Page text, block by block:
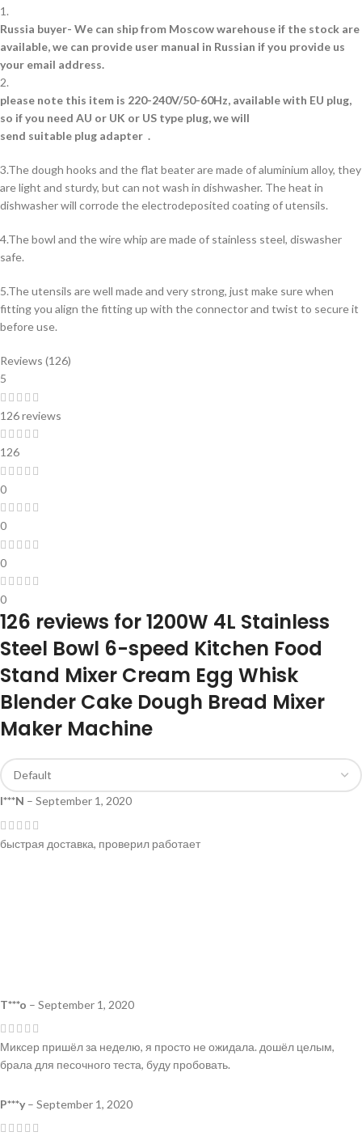
1.
Russia buyer- We can ship from Moscow warehouse if the stock are
available, we can provide user manual in Russian if you provide us
your email address.
2.
please note this item is 220-240V/50-60Hz, available with EU plug,
so if you need AU or UK or US type plug, we will
send suitable plug adapter .
3.The dough hooks and the flat beater are made of aluminium alloy, they
are light and sturdy, but can not wash in dishwasher. The heat in
dishwasher will corrode the electrodeposited coating of utensils.
4.The bowl and the wire whip are made of stainless steel, diswasher
safe.
5.The utensils are well made and very strong, just make sure when
fitting you align the fitting up with the connector and twist to secure it
before use.
Reviews (126)
5
126 reviews
126
0
0
0
0
126 reviews for1200W 4L Stainless
Steel Bowl 6-speed Kitchen Food
Stand Mixer Cream Egg Whisk
Blender Cake Dough Bread Mixer
Maker Machine
I***N – September 1, 2020
быстрая доставка, проверил работает
T***o – September 1, 2020
Миксер пришёл за неделю, я просто не ожидала. дошёл целым,
брала для песочного теста, буду пробовать.
P***y – September 1, 2020